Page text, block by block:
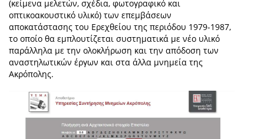
(κείμενα μελετών, σχέδια, φωτογραφικό και
οπτικοακουστικό υλικό) των επεμβάσεων
αποκατάστασης του Ερεχθείου της περιόδου 1979-1987,
το οποίο θα εμπλουτίζεται συστηματικά με νέο υλικό
παράλληλα με την ολοκλήρωση και την απόδοση των
αναστηλωτικών έργων και στα άλλα μνημεία της
Ακρόπολης.